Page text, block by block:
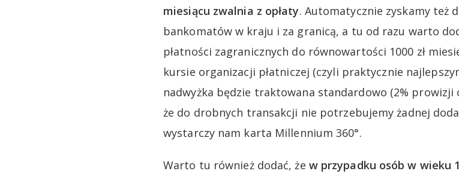
miesiącu zwalnia z opłaty. Automatycznie zyskamy też
bankomatów w kraju i za granicą, a tu od razu warto
płatności zagranicznych do równowartości 1000 zł
kursie organizacji płatniczej (czyli praktycznie
nadwyżka będzie traktowana standardowo (2%
że do drobnych transakcji nie potrzebujemy żadnej
wystarczy nam karta Millennium 360°.
Warto tu również dodać, że w przypadku osób w wieku